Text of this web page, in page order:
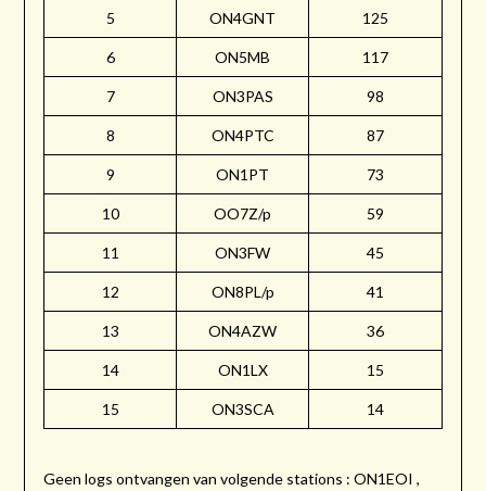
5 ON4GNT 125
6 ON5MB 117
7 ON3PAS 98
8 ON4PTC 87
9 ON1PT 73
10 OO7Z/p 59
11 ON3FW 45
12 ON8PL/p 41
13 ON4AZW 36
14 ON1LX 15
15 ON3SCA 14
Geen logs ontvangen van volgende stations : ON1EOI ,